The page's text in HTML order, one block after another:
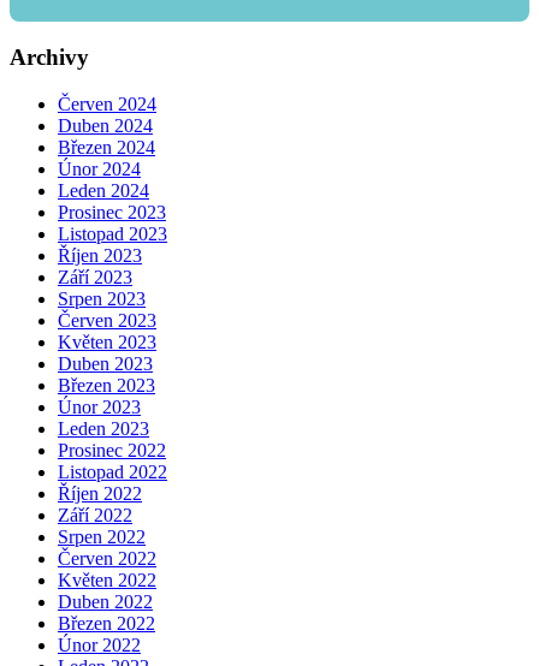
Archivy
Červen 2024
Duben 2024
Březen 2024
Únor 2024
Leden 2024
Prosinec 2023
Listopad 2023
Říjen 2023
Září 2023
Srpen 2023
Červen 2023
Květen 2023
Duben 2023
Březen 2023
Únor 2023
Leden 2023
Prosinec 2022
Listopad 2022
Říjen 2022
Září 2022
Srpen 2022
Červen 2022
Květen 2022
Duben 2022
Březen 2022
Únor 2022